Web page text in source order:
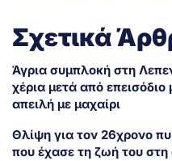
Σχετικά
Άγρια συμπλοκή στη
χέρια μετά από
απειλή με μαχαίρι
Θλίψη για τον 26χρονο
που έχασε τη ζωή του στη